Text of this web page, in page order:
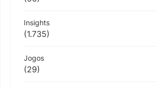
Insights
(1.735)
Jogos
(29)